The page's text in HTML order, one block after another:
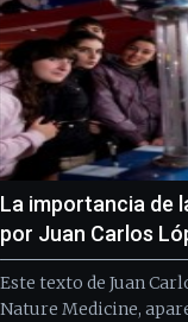
La importancia de
por Juan Carlos
Este texto de Juan
Nature Medicine,